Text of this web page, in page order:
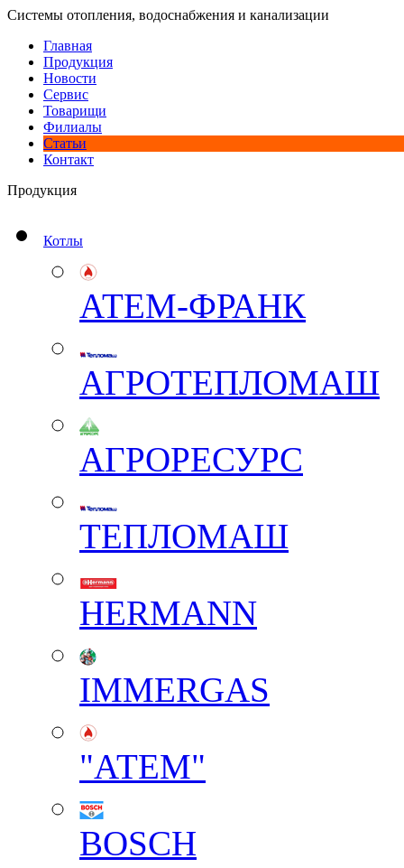
Системы отопления, водоснабжения и канализации
Главная
Продукция
Новости
Сервис
Товарищи
Филиалы
Статьи
Контакт
Продукция
Котлы
АТЕМ-ФРАНК
АГРОТЕПЛОМАШ
АГРОРЕСУРС
ТЕПЛОМАШ
HERMANN
IMMERGAS
"АТЕМ"
BOSCH